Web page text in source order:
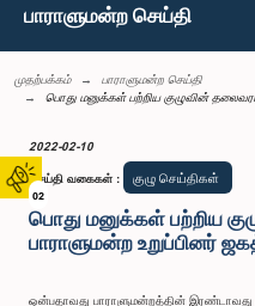
02
பாராளுமன்ற செய்தி
முதற்பக்கம்
பாராளுமன்ற செய்தி
பொது மனுக்கள் பற்றிய குழுவின்
2022-02-10
செய்தி வகைகள் : குழு செய்திகள்
பொது மனுக்கள் பற்றிய
பாராளுமன்ற உறுப்பினர்
ஒன்பதாவது பாராளுமன்றத்தின்